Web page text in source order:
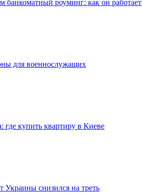
банкоматный роуминг: как он работает
для военнослужащих
где купить квартиру в Киеве
Украины снизился на треть